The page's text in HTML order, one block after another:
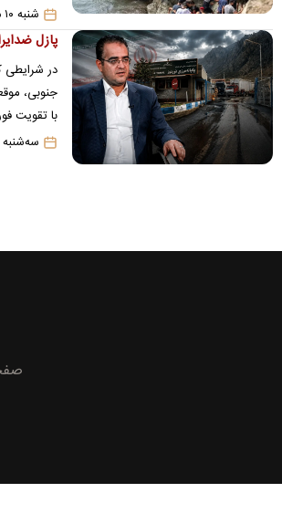
شنبه ۱۰ مرداد ۱۴۰۵
پازل
در شرایطی
جنوبی،
با تقویت
سه‌شنبه ۰۶ مرداد ۱۴۰۵